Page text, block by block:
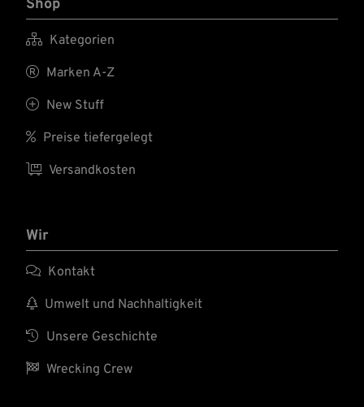
Shop
 Kategorien
 Marken A-Z
 New Stuff
 Preise tiefergelegt
 Versandkosten
Wir
 Kontakt
 Umwelt und Nachhaltigkeit
 Unsere Geschichte
 Wrecking Crew